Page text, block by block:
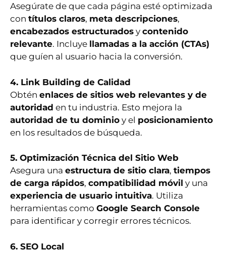
Asegúrate de que cada página esté optimizada
con títulos claros, meta descripciones,
encabezados estructurados y contenido
relevante. Incluye llamadas a la acción (CTAs)
que guíen al usuario hacia la conversión.
4. Link Building de Calidad
Obtén enlaces de sitios web relevantes y de
autoridad en tu industria. Esto mejora la
autoridad de tu dominio y el posicionamiento
en los resultados de búsqueda.
5. Optimización Técnica del Sitio Web
Asegura una estructura de sitio clara, tiempos
de carga rápidos, compatibilidad móvil y una
experiencia de usuario intuitiva. Utiliza
herramientas como Google Search Console
para identificar y corregir errores técnicos.
6. SEO Local